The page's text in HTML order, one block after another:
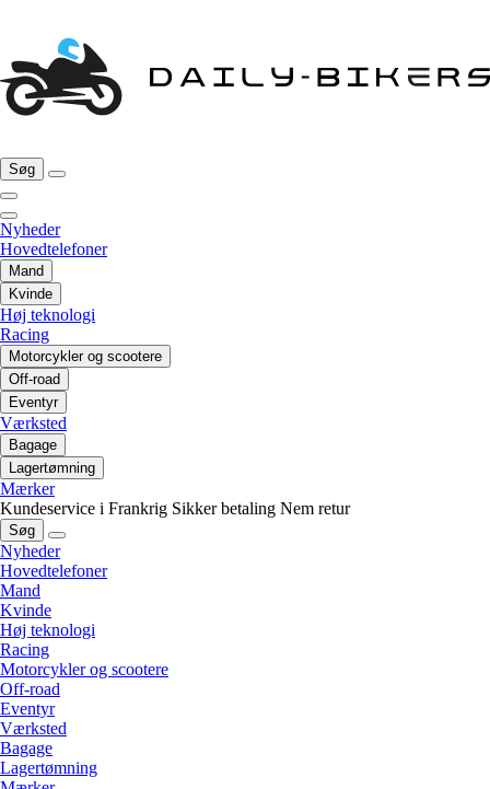
Søg
Nyheder
Hovedtelefoner
Mand
Kvinde
Høj teknologi
Racing
Motorcykler og scootere
Off-road
Eventyr
Værksted
Bagage
Lagertømning
Mærker
Kundeservice i Frankrig Sikker betaling Nem retur
Søg
Nyheder
Hovedtelefoner
Mand
Kvinde
Høj teknologi
Racing
Motorcykler og scootere
Off-road
Eventyr
Værksted
Bagage
Lagertømning